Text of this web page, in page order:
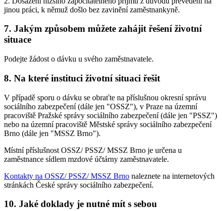
jinou práci, k němuž došlo bez zavinění zaměstnankyně.
7. Jakým způsobem můžete zahájit řešení životní
situace
Podejte žádost o dávku u svého zaměstnavatele.
8. Na které instituci životní situaci řešit
V případě sporu o dávku se obraťte na příslušnou okresní správu
sociálního zabezpečení (dále jen "OSSZ"), v Praze na územní
pracoviště Pražské správy sociálního zabezpečení (dále jen "PSSZ")
nebo na územní pracoviště Městské správy sociálního zabezpečení
Brno (dále jen "MSSZ Brno").
Místní příslušnost OSSZ/ PSSZ/ MSSZ Brno je určena u
zaměstnance sídlem mzdové účtárny zaměstnavatele.
Kontakty na OSSZ/ PSSZ/ MSSZ Brno naleznete na internetových
stránkách České správy sociálního zabezpečení.
10. Jaké doklady je nutné mít s sebou